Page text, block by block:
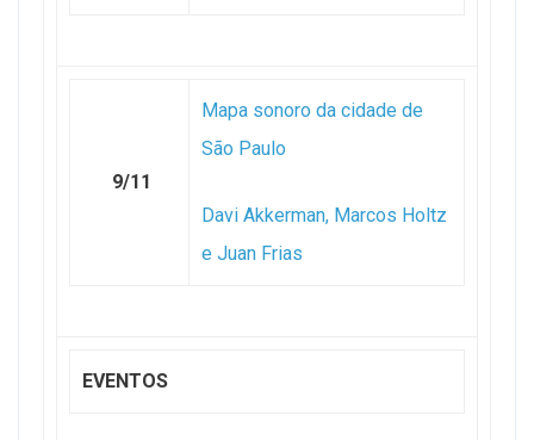
9/11
Mapa sonoro da cidade de
São Paulo
Davi Akkerman, Marcos Holtz
e Juan Frias
EVENTOS